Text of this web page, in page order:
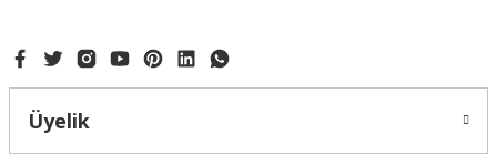
Üyelik